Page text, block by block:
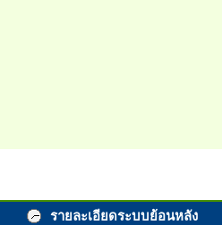
รายละเอียดระบบย้อนหลัง